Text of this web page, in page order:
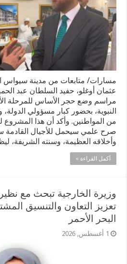
مسارات/ متابعات من مدينة سيواس
عثمان أوغلو، حفيد السلطان عبد
مراسم وضع حجر الأساس للمرحلة
النبوية، بحضور كبار مسؤولي الدولة،
من المواطنين. وأكد أن هذا المشروع
صرح علمي سيحمل للأجيال القادمة
وأخلاقه العظيمة، وسنته الشريفة،
أكمل القراءة »
وزيرة الخارجية تبحث مع
تعزيز التعاون والتنسيق
البحر الأحمر
1 أغسطس, 2026